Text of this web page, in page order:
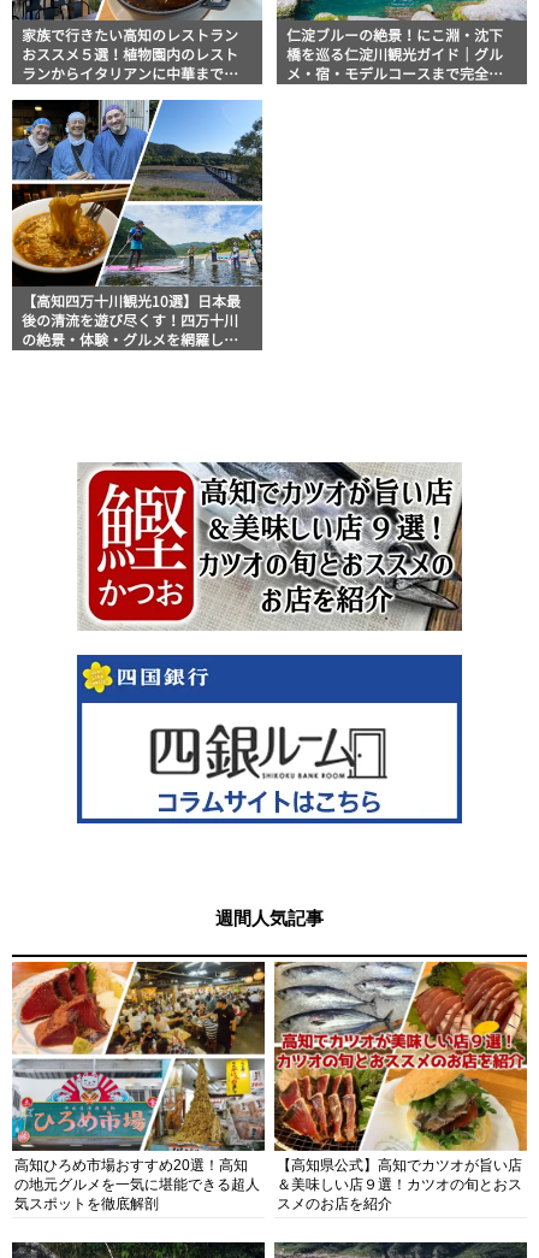
家族で行きたい高知のレストラン
おススメ５選！植物園内のレスト
ランからイタリアンに中華まで楽
仁淀ブルーの絶景！にこ淵・沈下
橋を巡る仁淀川観光ガイド｜グル
メ・宿・モデルコースまで完全網
【高知四万十川観光10選】日本最
後の清流を遊び尽くす！四万十川
の絶景・体験・グルメを網羅した
週間人気記事
高知ひろめ市場おすすめ20選！高知
の地元グルメを一気に堪能できる超人
気スポットを徹底解剖
【高知県公式】高知でカツオが旨い店
＆美味しい店９選！カツオの旬とおス
スメのお店を紹介